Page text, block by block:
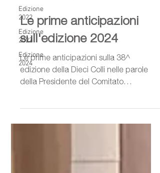
Edizione
2022
Edizione
2023
Edizione
2024
Le prime anticipazioni
sull'edizione 2024
Le prime anticipazioni sulla 38^
edizione della Dieci Colli nelle parole
della Presidente del Comitato